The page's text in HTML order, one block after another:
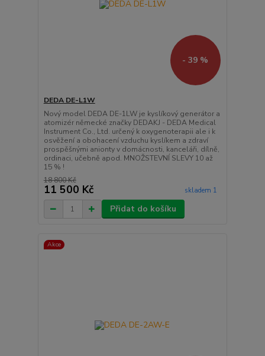
- 39 %
DEDA DE-L1W
Nový model DEDA DE-1LW je kyslíkový generátor a
atomizér německé značky DEDAKJ - DEDA Medical
Instrument Co., Ltd. určený k oxygenoterapii ale i k
osvěžení a obohacení vzduchu kyslíkem a zdraví
prospěšnými anionty v domácnosti, kanceláři, dílně,
ordinaci, učebně apod. MNOŽSTEVNÍ SLEVY 10 až
15 % !
18 800 Kč
11 500 Kč skladem 1
Přidat do košíku
Akce